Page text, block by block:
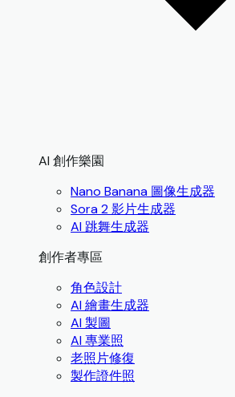
AI 創作樂園
Nano Banana 圖像生成器
Sora 2 影片生成器
AI 跳舞生成器
創作者專區
角色設計
AI 繪畫生成器
AI 製圖
AI 專業照
老照片修復
製作證件照